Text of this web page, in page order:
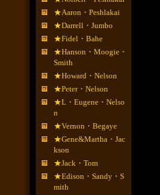
★Aaron・Peshlakai
★Darrell・Jumbo
★Fidel・Bahe
★Hanson・Moogie・
Smith
★Howard・Nelson
★Peter・Nelson
★L・Eugene・Nelso
n
★Vernon・Begaye
★Gene&Martha・Jac
kson
★Jack・Tom
★Edison・Sandy・S
mith